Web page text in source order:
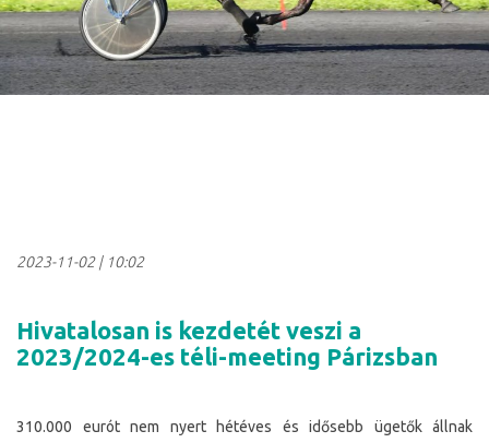
2023-11-02| 10:02
Hivatalosan is kezdetét veszi a
2023/2024-es téli-meeting Párizsban
310.000 eurót nem nyert hétéves és idősebb ügetők állnak